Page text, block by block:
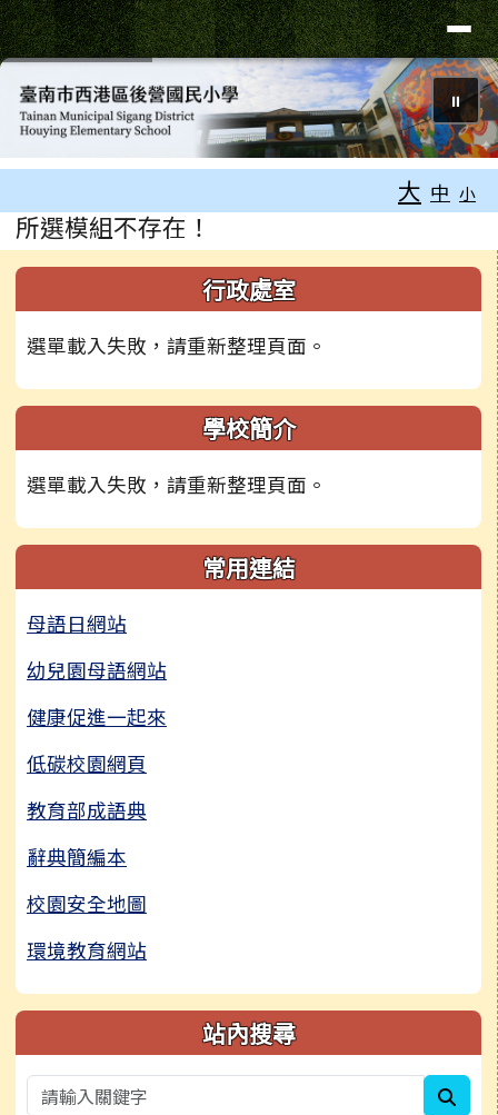
跳至主內容區
臺南市西港區後營國民小學
導覽列
⏸
大 中 小
主內容區域
所選模組不存在！
左邊區域內容 行政處室
選單載入失敗，請重新整理頁面。
學校簡介
選單載入失敗，請重新整理頁面。
常用連結
母語日網站
幼兒園母語網站
健康促進一起來
低碳校園網頁
教育部成語典
辭典簡編本
校園安全地圖
環境教育網站
站內搜尋
頁尾區域